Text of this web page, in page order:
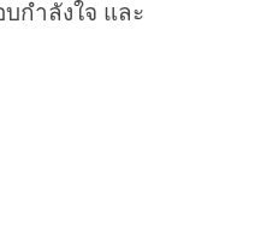
กำลังใจ และ